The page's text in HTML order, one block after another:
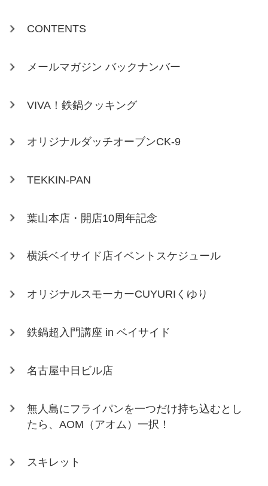
CONTENTS
メールマガジン バックナンバー
VIVA！鉄鍋クッキング
オリジナルダッチオーブンCK-9
TEKKIN-PAN
葉山本店・開店10周年記念
横浜ベイサイド店イベントスケジュール
オリジナルスモーカーCUYURIくゆり
鉄鍋超入門講座 in ベイサイド
名古屋中日ビル店
無人島にフライパンを一つだけ持ち込むとし
たら、AOM（アオム）一択！
スキレット